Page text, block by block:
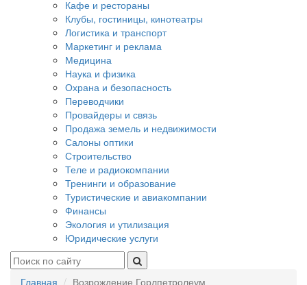
Кафе и рестораны
Клубы, гостиницы, кинотеатры
Логистика и транспорт
Маркетинг и реклама
Медицина
Наука и физика
Охрана и безопасность
Переводчики
Провайдеры и связь
Продажа земель и недвижимости
Салоны оптики
Строительство
Теле и радиокомпании
Тренинги и образование
Туристические и авиакомпании
Финансы
Экология и утилизация
Юридические услуги
Главная Возрождение Горлпетролеум